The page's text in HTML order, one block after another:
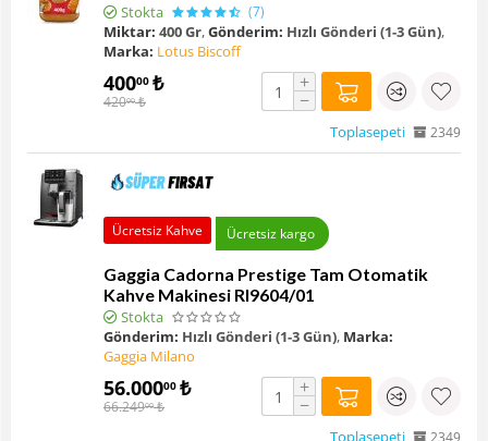
Stokta (7)
Miktar: 400 Gr,Gönderim: Hızlı Gönderi (1-3 Gün),
Marka: Lotus Biscoff
40000 ₺
42000 ₺
+
−
Toplasepeti 2349
Ücretsiz Kahve Ücretsiz kargo
Gaggia Cadorna Prestige Tam Otomatik
Kahve Makinesi RI9604/01
Stokta
Gönderim: Hızlı Gönderi (1-3 Gün), Marka:
Gaggia Milano
56.00000 ₺
66.24900 ₺
+
−
Toplasepeti 2349